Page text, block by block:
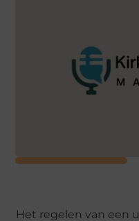
Het regelen van een